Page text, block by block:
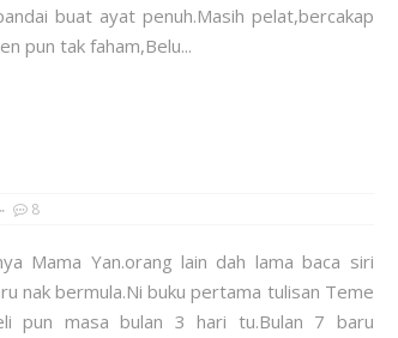
buat ayat penuh.Masih pelat,bercakap
pun tak faham,Belu...
8
Mama Yan.orang lain dah lama baca siri
nak bermula.Ni buku pertama tulisan Teme
pun masa bulan 3 hari tu.Bulan 7 baru